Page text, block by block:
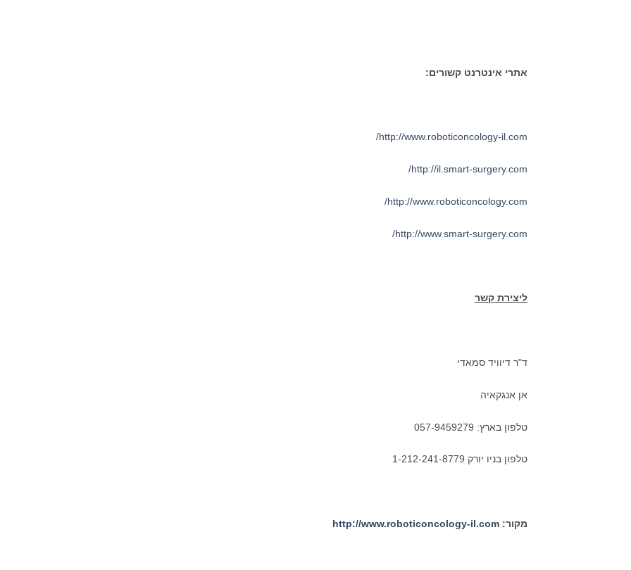
אתרי אינטרנט קשורים:
http://www.roboticoncology-il.com/
http://il.smart-surgery.com/
http://www.roboticoncology.com/
http://www.smart-surgery.com/
ליצירת קשר
ד"ר דיוויד סמאדי
אן אנגקאיה
טלפון בארץ: 057-9459279
טלפון בניו יורק 1-212-241-8779
מקור: http://www.roboticoncology-il.com